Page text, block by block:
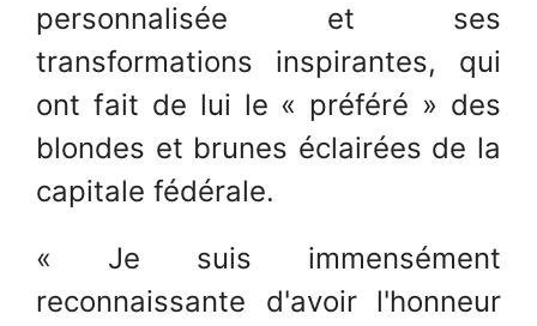
personnalisée et ses
transformations inspirantes, qui
ont fait de lui le « préféré » des
blondes et brunes éclairées de la
capitale fédérale.
« Je suis immensément
reconnaissante d'avoir l'honneur